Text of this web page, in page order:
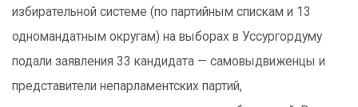
избирательной системе (по партийным спискам и 13
одномандатным округам) на выборах в Уссургордуму
подали заявления 33 кандидата — самовыдвиженцы и
представители непарламентских партий,